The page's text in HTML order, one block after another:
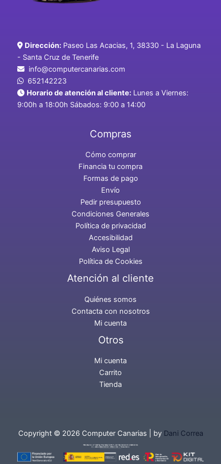
Dirección: Paseo Las Acacias, 1, 38330 - La Laguna
- Santa Cruz de Tenerife
info@computercanarias.com
652142223
Horario de atención al cliente: Lunes a Viernes:
9:00h a 18:00h Sábados: 9:00 a 14:00
Compras
Cómo comprar
Financia tu compra
Formas de pago
Envío
Pedir presupuesto
Condiciones Generales
Política de privacidad
Accesibilidad
Aviso Legal
Política de Cookies
Atención al cliente
Quiénes somos
Contacta con nosotros
Mi cuenta
Otros
Mi cuenta
Carrito
Tienda
Copyright © 2026 Computer Canarias | by Dani Correa